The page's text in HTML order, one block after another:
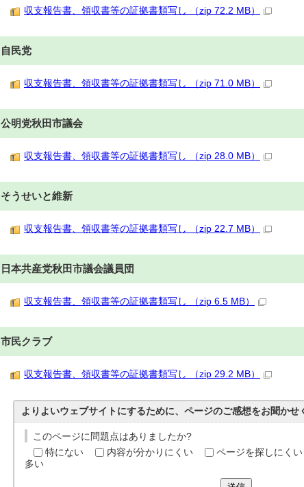
収支報告書、領収書等の証拠書類写し （zip 72.2 MB）
自民党
収支報告書、領収書等の証拠書類写し （zip 71.0 MB）
公明党秋田市議会
収支報告書、領収書等の証拠書類写し （zip 28.0 MB）
そうせいと維新
収支報告書、領収書等の証拠書類写し （zip 22.7 MB）
日本共産党秋田市議会議員団
収支報告書、領収書等の証拠書類写し （zip 6.5 MB）
市民クラブ
収支報告書、領収書等の証拠書類写し （zip 29.2 MB）
よりよいウェブサイトにするために、ページのご感想をお聞かせ
このページに問題点はありましたか?
特にない
内容が分かりにくい ページを探しにくい
多い